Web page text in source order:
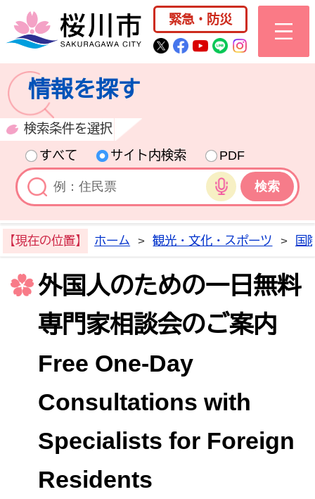
桜川市公式ホー
緊急・防災
桜川市公式Twitter
桜川市公式
桜川市公式
桜川市公式
情報を探す
検索条件を選択
すべて
サイト内検索
PDF
音声検索
【現在の位置】 ホーム > 観光・文化・スポーツ > 国
外国人のための一日無料
専門家相談会のご案内
Free One-Day
Consultations with
Specialists for Foreign
Residents